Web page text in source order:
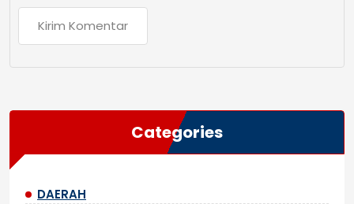
Categories
DAERAH